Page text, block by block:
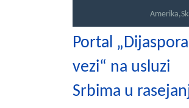
Amerika,
Portal
vezi“ na usluzi
Srbima u